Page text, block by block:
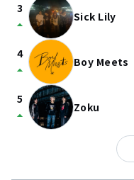
3
arrow_drop_up Sick Lily
4
arrow_drop_up Boy Meets
5
arrow_drop_up Zoku